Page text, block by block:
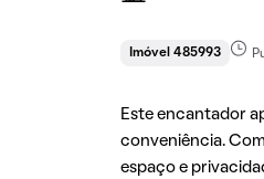
Imóvel 485993
Este encantador
conveniência.
espaço e